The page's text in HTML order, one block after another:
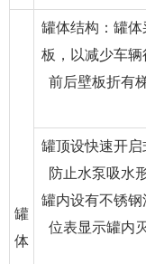
罐
体
罐体结构：罐
板，以减少车
前后壁板折有
罐顶设快速开
防止水泵吸水
罐内设有不锈
位表显示罐内